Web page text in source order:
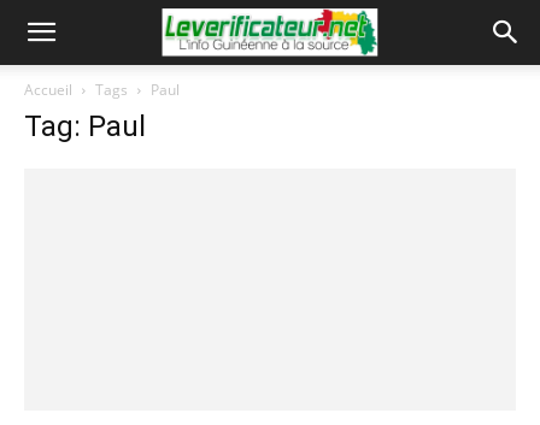
Accueil Tags Paul
Tag: Paul